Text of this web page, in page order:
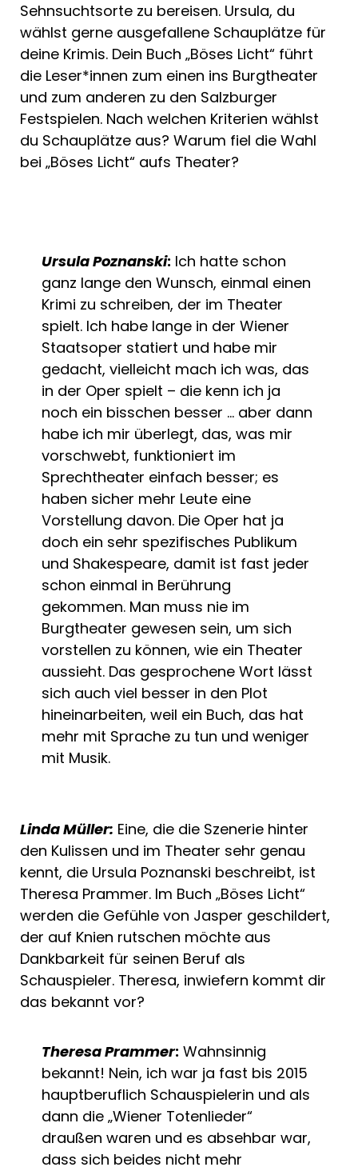
Sehnsuchtsorte zu bereisen. Ursula, du
wählst gerne ausgefallene Schauplätze für
deine Krimis. Dein Buch „Böses Licht“ führt
die Leser*innen zum einen ins Burgtheater
und zum anderen zu den Salzburger
Festspielen. Nach welchen Kriterien wählst
du Schauplätze aus? Warum fiel die Wahl
bei „Böses Licht“ aufs Theater?
Ursula Poznanski: Ich hatte schon
ganz lange den Wunsch, einmal einen
Krimi zu schreiben, der im Theater
spielt. Ich habe lange in der Wiener
Staatsoper statiert und habe mir
gedacht, vielleicht mach ich was, das
in der Oper spielt – die kenn ich ja
noch ein bisschen besser … aber dann
habe ich mir überlegt, das, was mir
vorschwebt, funktioniert im
Sprechtheater einfach besser; es
haben sicher mehr Leute eine
Vorstellung davon. Die Oper hat ja
doch ein sehr spezifisches Publikum
und Shakespeare, damit ist fast jeder
schon einmal in Berührung
gekommen. Man muss nie im
Burgtheater gewesen sein, um sich
vorstellen zu können, wie ein Theater
aussieht. Das gesprochene Wort lässt
sich auch viel besser in den Plot
hineinarbeiten, weil ein Buch, das hat
mehr mit Sprache zu tun und weniger
mit Musik.
Linda Müller: Eine, die die Szenerie hinter
den Kulissen und im Theater sehr genau
kennt, die Ursula Poznanski beschreibt, ist
Theresa Prammer. Im Buch „Böses Licht“
werden die Gefühle von Jasper geschildert,
der auf Knien rutschen möchte aus
Dankbarkeit für seinen Beruf als
Schauspieler. Theresa, inwiefern kommt dir
das bekannt vor?
Theresa Prammer: Wahnsinnig
bekannt! Nein, ich war ja fast bis 2015
hauptberuflich Schauspielerin und als
dann die „Wiener Totenlieder“
draußen waren und es absehbar war,
dass sich beides nicht mehr